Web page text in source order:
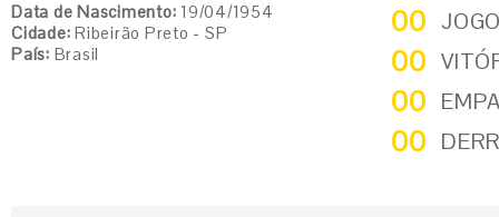
Data de Nascimento: 19/04/1954
Cidade: Ribeirão Preto - SP
País: Brasil
00
00
00
00